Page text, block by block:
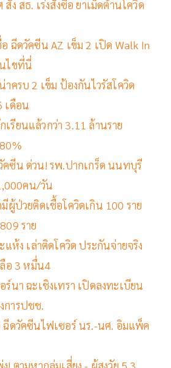
ง สธ. เร่งสั่งซื้อ ยาเม็ดต้านโควิด
ฉีดวัคซีน AZ เข็ม 2 เปิด Walk In
ไขที่นี่
าครบ 2 เข็ม ป้องกันไวรัสโควิด
เดือน
รียนแล้วกว่า 3.11 ล้านราย
คซีน ด่วน! รพ.ปากเกร็ด นนทบุรี
คน/วัน
ผู้ป่วยติดเชื้อโควิดเกิน 100 ราย
ราย
แห้ง เล่าติดโควิด ประกันจ่ายจริง
อ 3 หมื่น4
ร์นา ฉะเชิงเทรา เปิดลงทะเบียน
การปชช.
ดวัคซีนไฟเซอร์ นร.-นศ. อิมแพ็ค